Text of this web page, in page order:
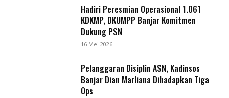
Hadiri Peresmian Operasional 1.061
KDKMP, DKUMPP Banjar Komitmen
Dukung PSN
16 Mei 2026
Pelanggaran Disiplin ASN, Kadinsos
Banjar Dian Marliana Dihadapkan Tiga
Ops